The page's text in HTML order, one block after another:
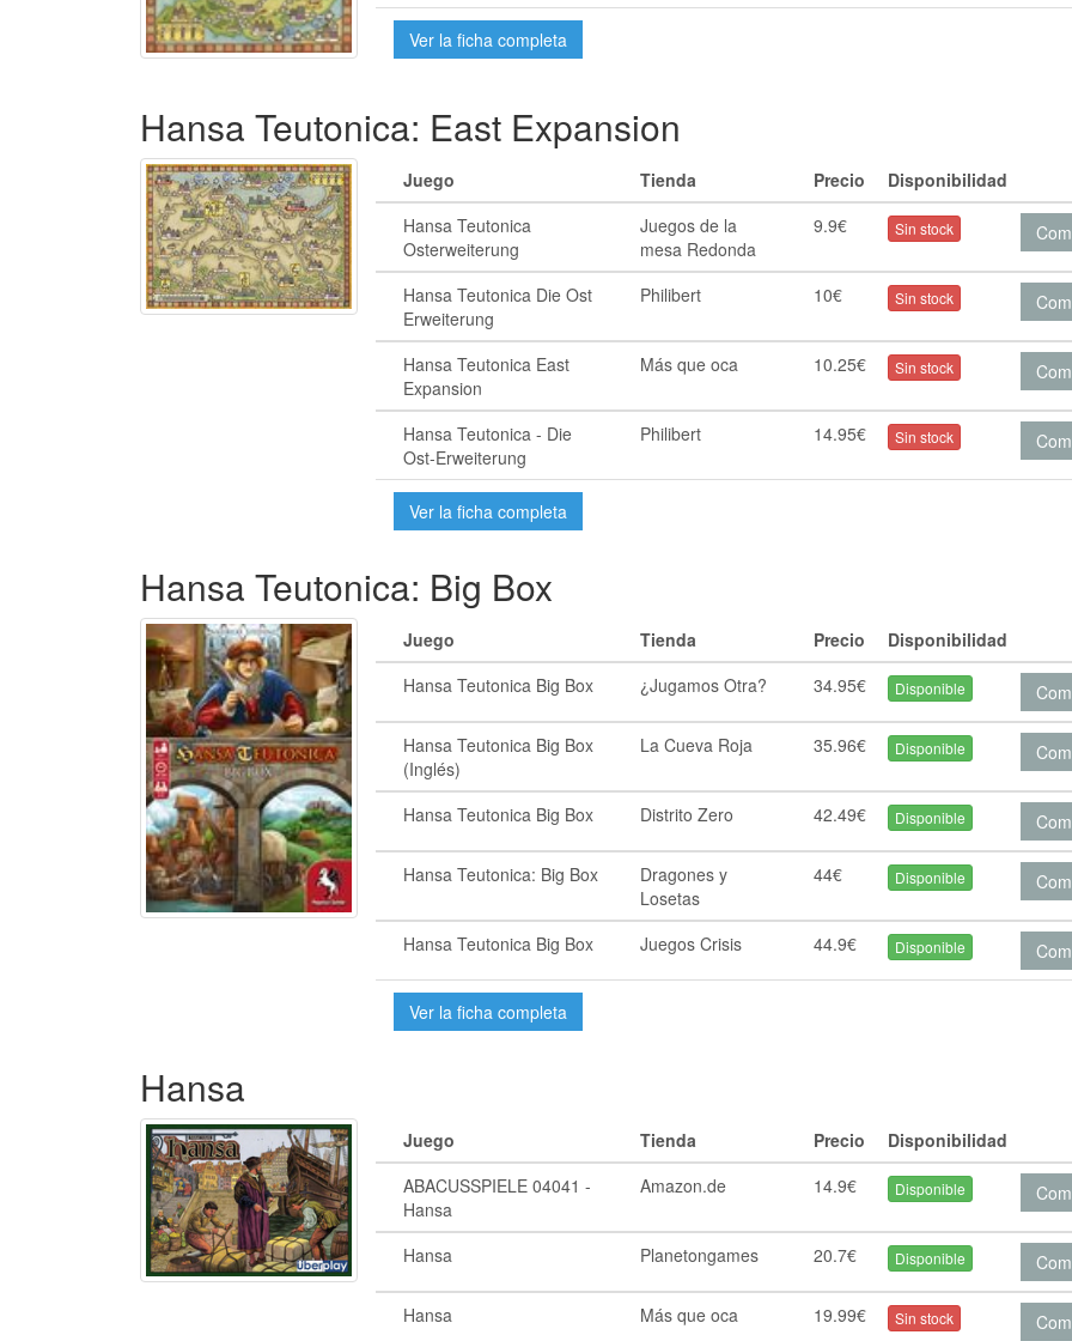
Ver la ficha completa
Hansa Teutonica: East Expansion
Juego Tienda Precio
Disponibilidad
Hansa Teutonica
Osterweiterung
Juegos de la
mesa Redonda
9.9€ Sin stock
Hansa Teutonica Die Ost
Erweiterung
Philibert 10€ Sin stock
Hansa Teutonica East
Expansion
Más que oca 10.25€ Sin stock
Hansa Teutonica - Die
Ost-Erweiterung
Philibert 14.95€ Sin stock
Ver la ficha completa
Hansa Teutonica: Big Box
Juego Tienda Precio
Disponibilidad
Hansa Teutonica Big Box
¿Jugamos Otra? 34.95€ Disponible
Hansa Teutonica Big Box
(Inglés)
La Cueva Roja 35.96€ Disponible
Hansa Teutonica Big Box Distrito Zero 42.49€ Disponible
Hansa Teutonica: Big Box
Dragones y
Losetas
44€ Disponible
Hansa Teutonica Big Box Juegos Crisis 44.9€ Disponible
Ver la ficha completa
Hansa
Juego Tienda Precio
Disponibilidad
ABACUSSPIELE 04041 -
Hansa
Amazon.de 14.9€ Disponible
Hansa Planetongames 20.7€ Disponible
Hansa Más que oca 19.99€ Sin stock